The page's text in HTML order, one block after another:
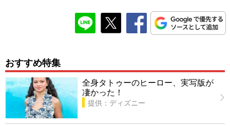
おすすめ特集
全身タトゥーのヒーロー、実写版が
凄かった！
提供：ディズニー